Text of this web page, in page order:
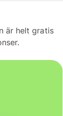
är helt gratis